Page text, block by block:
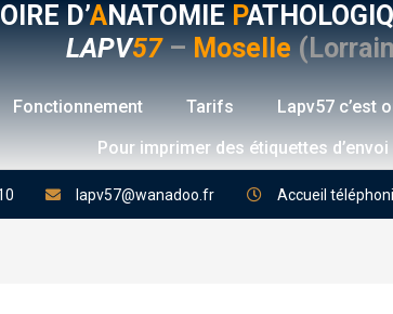
D’ANATOMIEP
LAPV57 – Moselle
Fonctionnement Tarifs Lapv57 c’est
Pour imprimer des étiquettes d’envoi
lapv57@wanadoo.fr Accueil